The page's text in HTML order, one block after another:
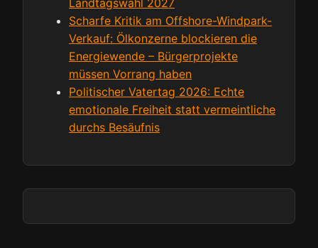
Landtagswahl 2027
Scharfe Kritik am Offshore-Windpark-
Verkauf: Ölkonzerne blockieren die
Energiewende – Bürgerprojekte
müssen Vorrang haben
Politischer Vatertag 2026: Echte
emotionale Freiheit statt vermeintliche
durchs Besäufnis